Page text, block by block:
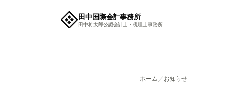
田中国際会計事務所
田中将太郎公認会計士・税理士事務所
ホーム ／ お知らせ